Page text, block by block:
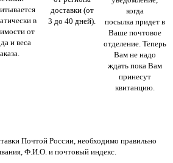
в
от
и веса
доставки (от
3 до 40 дней).
когда
посылка придет в
Ваше почтовое
отделение. Теперь
Вам не надо
ждать пока Вам
принесут
квитанцию.
Почтой России, необходимо правильно
Ф.И.О. и почтовый индекс.